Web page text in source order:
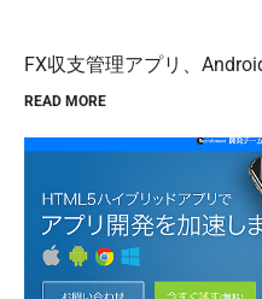
FX収支管理アプリ、
READ MORE